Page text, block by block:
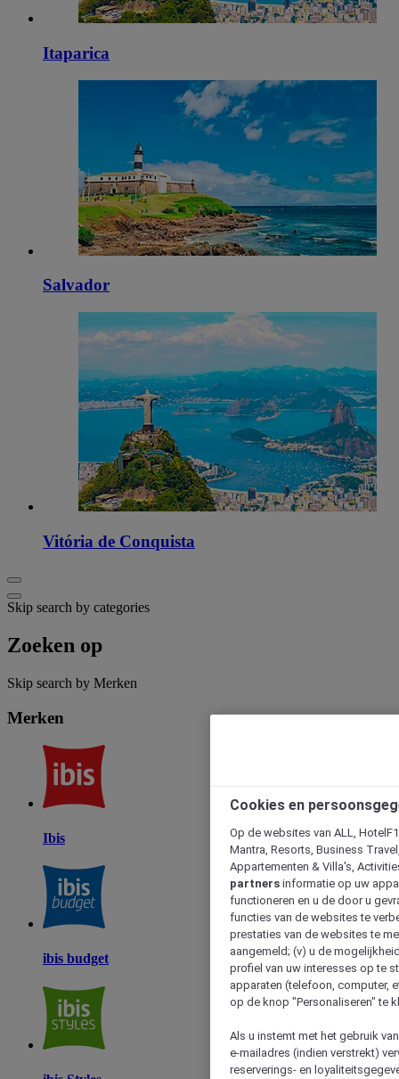
Itaparica
Salvador
Vitória de Conquista
Skip search by categories
Zoeken op
Skip search by Merken
Merken
Ibis
ibis budget
Cookies en
Op de websites van ALL,
Mantra, Resorts, Business
Appartementen & Villa's,
partners informatie op uw
functioneren en u de door u
functies van de websites te
prestaties van de websites te
aangemeld; (v) u de
profiel van uw interesses op te
apparaten (telefoon, computer,
op de knop "Personaliseren" te
Als u instemt met het gebruik
e-mailadres (indien verstrekt)
reserverings- en